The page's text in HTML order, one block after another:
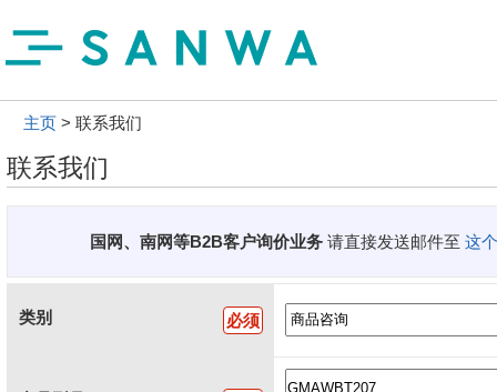
主页 联系我们
联系我们
国网、南网等B2B客户询价业务请直接发送邮件至 这
类别 必须